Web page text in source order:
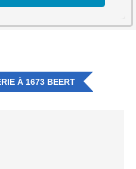
À 1673 BEERT